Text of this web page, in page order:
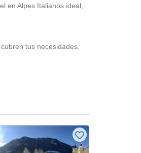
en Alpes Italianos ideal,
tus necesidades.